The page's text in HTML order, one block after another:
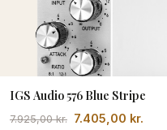
IGS Audio 576 Blue Stripe
7.925,00kr. Den
7.405,00 kr.